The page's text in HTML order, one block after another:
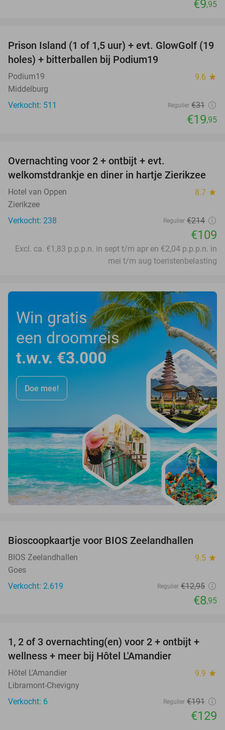
€9,95
36%
Prison Island (1 of 1,5 uur) + evt. GlowGolf (19
holes) + bitterballen bij Podium19
Podium19 9.6 star
Middelburg
Verkocht: 511
Regulier €31
€19,95
Overnachting voor 2 + ontbijt + evt.
welkomstdrankje en diner in hartje Zierikzee
Hotel van Oppen 8.7 star
Zierikzee
Verkocht: 238
Regulier €214
€109
Excl. ca. €1,83 p.p.p.n. in sept t/m apr en €2,04 p.p.p.n. in
mei t/m aug toeristenbelasting
Win gratis
een droomreis
t.w.v. €3.000
Doe mee!
Bioscoopkaartje voor BIOS Zeelandhallen
BIOS Zeelandhallen 9.5 star
Goes
Verkocht: 2.619
Regulier €12,95
€8,95
32%
TODAY
1, 2 of 3 overnachting(en) voor 2 + ontbijt +
wellness + meer bij Hôtel L'Amandier
Hôtel L'Amandier 9.9 star
Libramont-Chevigny
Verkocht: 6
Regulier €191
€129